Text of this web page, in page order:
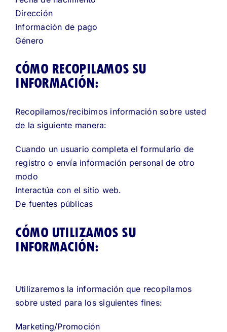
Dirección
Información de pago
Género
CÓMO RECOPILAMOS SU
INFORMACIÓN:
Recopilamos/recibimos información sobre usted
de la siguiente manera:
Cuando un usuario completa el formulario de
registro o envía información personal de otro
modo
Interactúa con el sitio web.
De fuentes públicas
CÓMO UTILIZAMOS SU
INFORMACIÓN:
Utilizaremos la información que recopilamos
sobre usted para los siguientes fines:
Marketing/Promoción